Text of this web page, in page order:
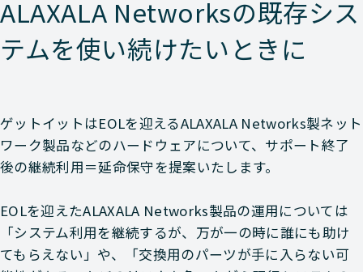
ALAXALA Networksの既存シス
テムを使い続けたいときに
ゲットイットはEOLを迎えるALAXALA Networks製ネット
ワーク製品などのハードウェアについて、サポート終了
後の継続利用＝延命保守を提案いたします。
EOLを迎えたALAXALA Networks製品の運用については
「システム利用を継続するが、万が一の時に誰にも助け
てもらえない」や、「交換用のパーツが手に入らない可